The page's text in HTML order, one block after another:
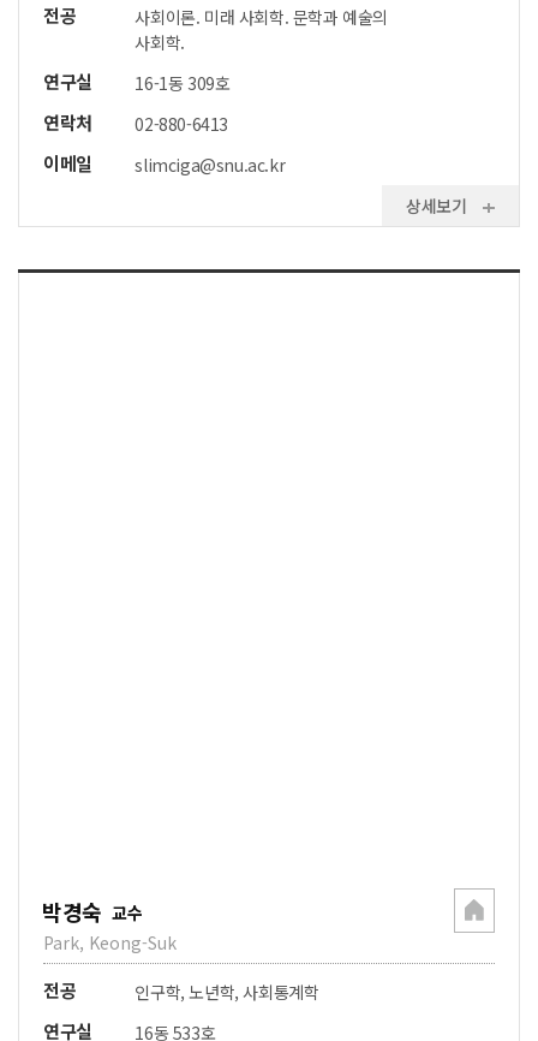
전공
사회이론. 미래 사회학. 문학과 예술의
사회학.
연구실 16-1동 309호
연락처 02-880-6413
이메일
slimciga@snu.ac.kr
상세보기
박경숙 교수
Park, Keong-Suk
전공 인구학, 노년학, 사회통계학
연구실 16동 533호